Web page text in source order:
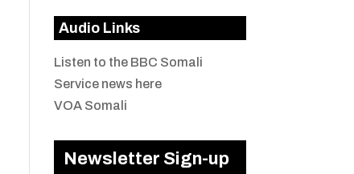
Audio Links
Listen to the BBC Somali
Service news here
VOA Somali
Newsletter Sign-up